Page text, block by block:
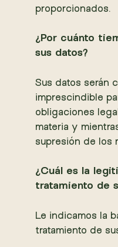
proporcionados.
¿Por cuánto
sus datos?
Sus datos serán
imprescindible
obligaciones
materia y
supresión de los
¿Cuál es la
tratamiento de
Le indicamos la
tratamiento de